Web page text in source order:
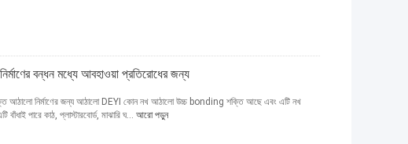
বন্ধন মধ্যে আবহাওয়া প্রতিরোধের জন্য
আঠালো নির্মাণের জন্য আঠালো DEYI কোন নখ আঠালো উচ্চ bonding শক্তি আছে এবং এটি নখ
বাঁধাই পারে কাঠ, প্লাস্টারবোর্ড, মাঝারি ঘ... আরো পড়ুন